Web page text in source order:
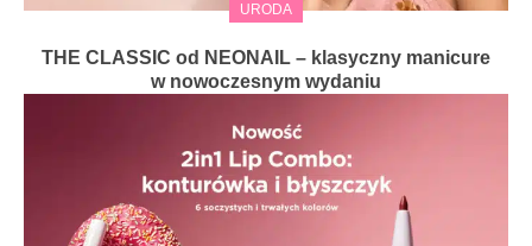
URODA
THE CLASSIC od NEONAIL – klasyczny manicure
w nowoczesnym wydaniu